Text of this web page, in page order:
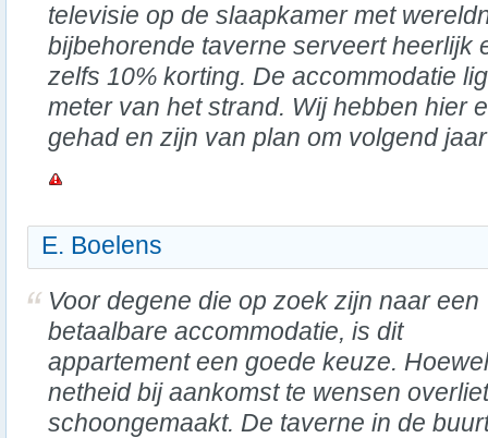
televisie op de slaapkamer met
bijbehorende taverne serveert heerlijk
zelfs 10% korting. De accommodatie
meter van het strand. Wij hebben hier
gehad en zijn van plan om volgend
E. Boelens
Voor degene die op zoek zijn naar een
betaalbare accommodatie, is dit
appartement een goede keuze.
netheid bij aankomst te wensen
schoongemaakt. De taverne in de